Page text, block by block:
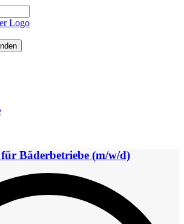
Bäderbetriebe (m/w/d)